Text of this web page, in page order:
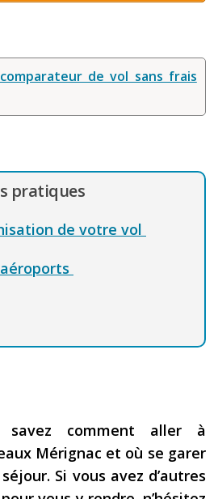
de vol sans frais
pratiques
de votre vol
savez comment aller à
Mérignac et où se garer
Si vous avez d’autres